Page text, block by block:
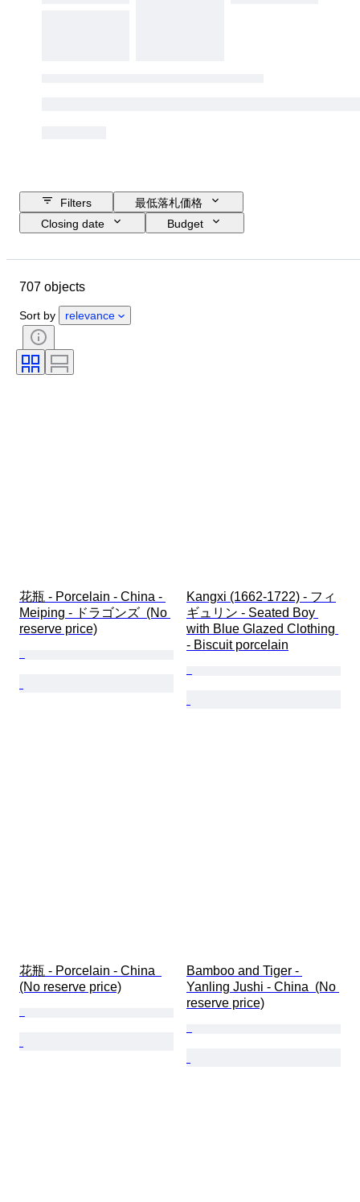
Filters
最低落札価格
Closing date
Budget
素材
付属品
スタイル
装丁
カラー
707 objects
Sort by relevance
花瓶 - Porcelain - China -
Meiping - ドラゴンズ  (No
reserve price)
Kangxi (1662-1722) - フィ
ギュリン - Seated Boy
with Blue Glazed Clothing
- Biscuit porcelain
花瓶 - Porcelain - China
(No reserve price)
Bamboo and Tiger -
Yanling Jushi - China  (No
reserve price)